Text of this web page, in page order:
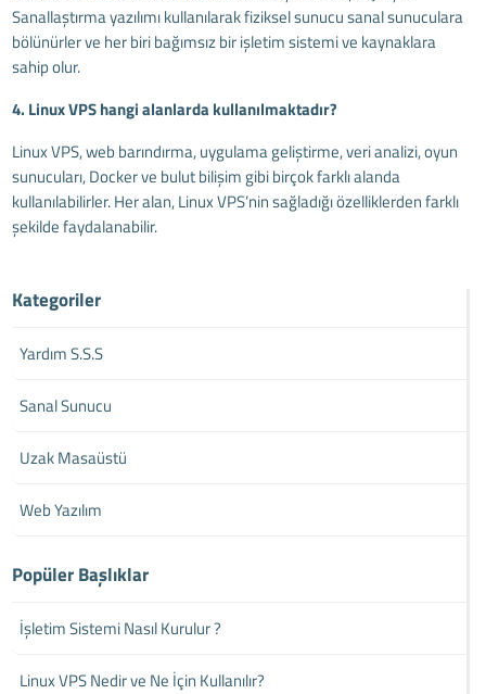
Sanallaştırma yazılımı kullanılarak fiziksel sunucu sanal sunuculara
bölünürler ve her biri bağımsız bir işletim sistemi ve kaynaklara
sahip olur.
4. Linux VPS hangi alanlarda kullanılmaktadır?
Linux VPS, web barındırma, uygulama geliştirme, veri analizi, oyun
sunucuları, Docker ve bulut bilişim gibi birçok farklı alanda
kullanılabilirler. Her alan, Linux VPS’nin sağladığı özelliklerden farklı
şekilde faydalanabilir.
Kategoriler
Yardım S.S.S
Sanal Sunucu
Uzak Masaüstü
Web Yazılım
Popüler Başlıklar
İşletim Sistemi Nasıl Kurulur ?
Linux VPS Nedir ve Ne İçin Kullanılır?